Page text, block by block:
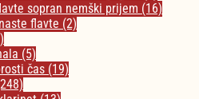
sopran nemški prijem (16)
flavte (2)
(5)
čas (19)